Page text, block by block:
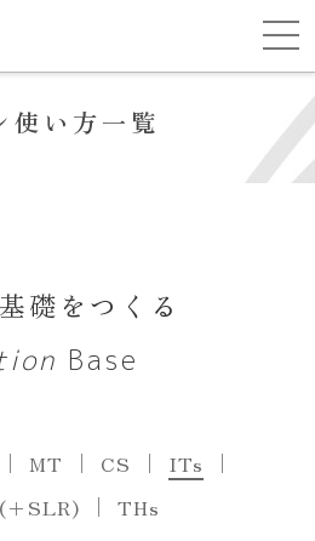
使い方一覧
礎をつくる
Base
MT CS
ITs
SLR)
THs